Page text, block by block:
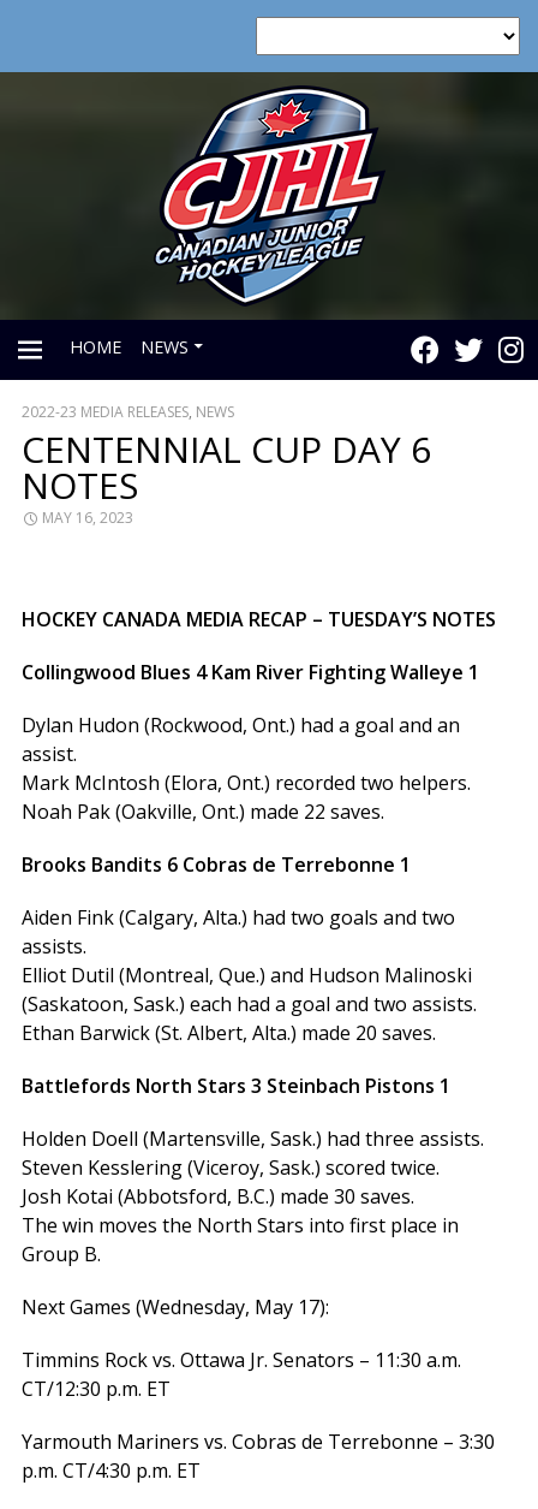
MENU
HOME NEWS
2022-23 MEDIA RELEASES, NEWS
CENTENNIAL CUP DAY 6
NOTES
MAY 16, 2023
HOCKEY CANADA MEDIA RECAP – TUESDAY’S NOTES
Collingwood Blues 4 Kam River Fighting Walleye 1
Dylan Hudon (Rockwood, Ont.) had a goal and an
assist.
Mark McIntosh (Elora, Ont.) recorded two helpers.
Noah Pak (Oakville, Ont.) made 22 saves.
Brooks Bandits 6 Cobras de Terrebonne 1
Aiden Fink (Calgary, Alta.) had two goals and two
assists.
Elliot Dutil (Montreal, Que.) and Hudson Malinoski
(Saskatoon, Sask.) each had a goal and two assists.
Ethan Barwick (St. Albert, Alta.) made 20 saves.
Battlefords North Stars 3 Steinbach Pistons 1
Holden Doell (Martensville, Sask.) had three assists.
Steven Kesslering (Viceroy, Sask.) scored twice.
Josh Kotai (Abbotsford, B.C.) made 30 saves.
The win moves the North Stars into first place in
Group B.
Next Games (Wednesday, May 17):
Timmins Rock vs. Ottawa Jr. Senators – 11:30 a.m.
CT/12:30 p.m. ET
Yarmouth Mariners vs. Cobras de Terrebonne – 3:30
p.m. CT/4:30 p.m. ET